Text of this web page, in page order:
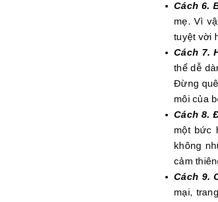
Cách 6.
mẹ. Vì
tuyệt vời
Cách 7.
thể dễ
Đừng
môi của
Cách 8.
một bức
không
cảm
Cách 9.
mại,